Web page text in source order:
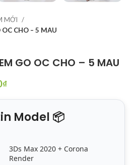
MỚI
CHO – 5 MAU
GO OC CHO – 5 MAU
₫
Model 📦
3Ds Max 2020 + Corona
Render